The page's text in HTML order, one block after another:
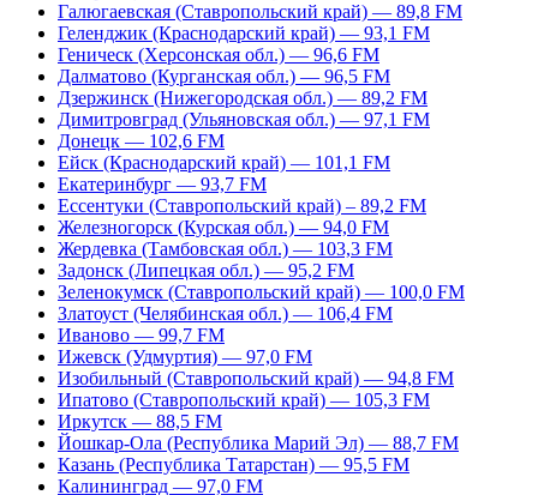
Галюгаевская (Ставропольский край) — 89,8 FM
Геленджик (Краснодарский край) — 93,1 FM
Геническ (Херсонская обл.) — 96,6 FM
Далматово (Курганская обл.) — 96,5 FM
Дзержинск (Нижегородская обл.) — 89,2 FM
Димитровград (Ульяновская обл.) — 97,1 FM
Донецк — 102,6 FM
Ейск (Краснодарский край) — 101,1 FM
Екатеринбург — 93,7 FM
Ессентуки (Ставропольский край) – 89,2 FM
Железногорск (Курская обл.) — 94,0 FM
Жердевка (Тамбовская обл.) — 103,3 FM
Задонск (Липецкая обл.) — 95,2 FM
Зеленокумск (Ставропольский край) — 100,0 FM
Златоуст (Челябинская обл.) — 106,4 FM
Иваново — 99,7 FM
Ижевск (Удмуртия) — 97,0 FM
Изобильный (Ставропольский край) — 94,8 FM
Ипатово (Ставропольский край) — 105,3 FM
Иркутск — 88,5 FM
Йошкар-Ола (Республика Марий Эл) — 88,7 FM
Казань (Республика Татарстан) — 95,5 FM
Калининград — 97,0 FM